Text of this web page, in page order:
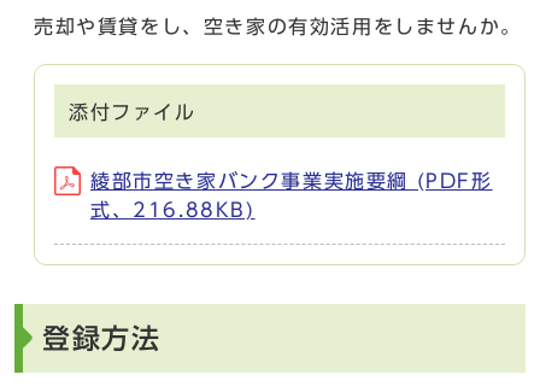
売却や賃貸をし、空き家の有効活用をしませんか。
添付ファイル
綾部市空き家バンク事業実施要綱 (PDF形
式、216.88KB)
登録方法